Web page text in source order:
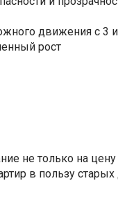
движения с 3 и
рост
не только на цену
в пользу старых